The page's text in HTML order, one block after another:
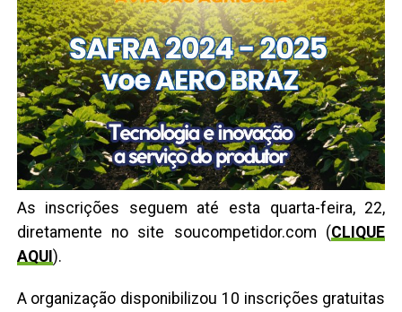
As inscrições seguem até esta quarta-feira, 22,
diretamente no site soucompetidor.com (CLIQUE
AQUI).
A organização disponibilizou 10 inscrições gratuitas